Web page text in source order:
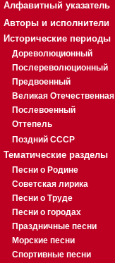
Алфавитный указатель
Авторы и исполнители
Исторические периоды
Дореволюционный
Послереволюционный
Предвоенный
Великая Отечественная
Послевоенный
Оттепель
Поздний СССР
Тематические разделы
Песни о Родине
Советская лирика
Песни о Труде
Песни о городах
Праздничные песни
Морские песни
Спортивные песни